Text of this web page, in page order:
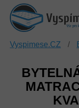
Přejít
obsah
Vyspimese.CZ /